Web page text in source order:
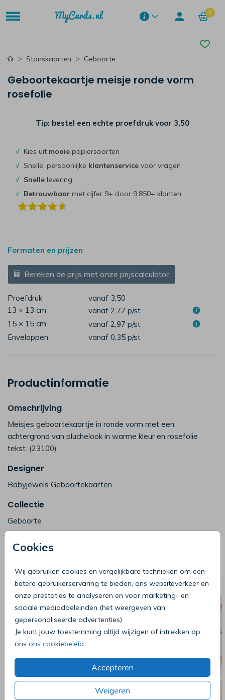
0
Cookies
Wij gebruiken cookies en vergelijkbare technieken om een
betere gebruikerservaring te bieden, ons websiteverkeer en
onze prestaties te analyseren en voor marketing- en
sociale mediadoeleinden (het weergeven van
gepersonaliseerde advertenties).
Je kunt jouw toestemming altijd wijzigen of intrekken op
ons ons cookiebeleid.
Accepteren
Weigeren
Stanskaarten Geboorte
Geboortekaartje meisje ronde vorm
rosefolie
Tip: bestel een echte proefdruk voor 3,50
√ Kies uit mooie papiersoorten
√ Snelle, persoonlijke klantenservice voor vragen
√ Snelle levering
√ Betrouwbaar met cijfer 9+ door 9.850+ klanten
Formaten en prijzen
Bereken de prijs met onze prijscalculator
Proefdruk
vanaf 3,50
13 × 13 cm
vanaf 2,77 p/st
15 × 15 cm
vanaf 2,97 p/st
Enveloppen
vanaf 0,35 p/st
Productinformatie
Omschrijving
Meisjes geboortekaartje in ronde vorm met een
achtergrond van pluchelook in warme kleur en rosefolie
tekst. (23100)
Designer
Babyjewels Geboortekaarten
Collectie
Geboorte
Deze producten zijn wellicht ook iets
voor je